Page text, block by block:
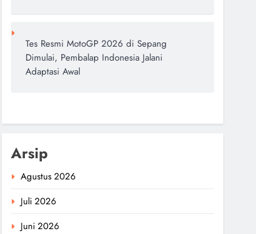
Tes Resmi MotoGP 2026 di Sepang
Dimulai, Pembalap Indonesia Jalani
Adaptasi Awal
Arsip
Agustus 2026
Juli 2026
Juni 2026